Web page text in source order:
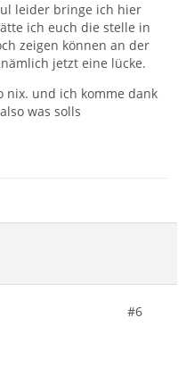
leider bringe ich hier
ich euch die stelle in
zeigen können an der
jetzt eine lücke.
nix. und ich komme dank
was solls
#6